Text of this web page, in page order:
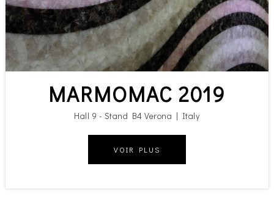
MARMOMAC 2019
Hall 9 - Stand B4 Verona | Italy
VOIR PLUS